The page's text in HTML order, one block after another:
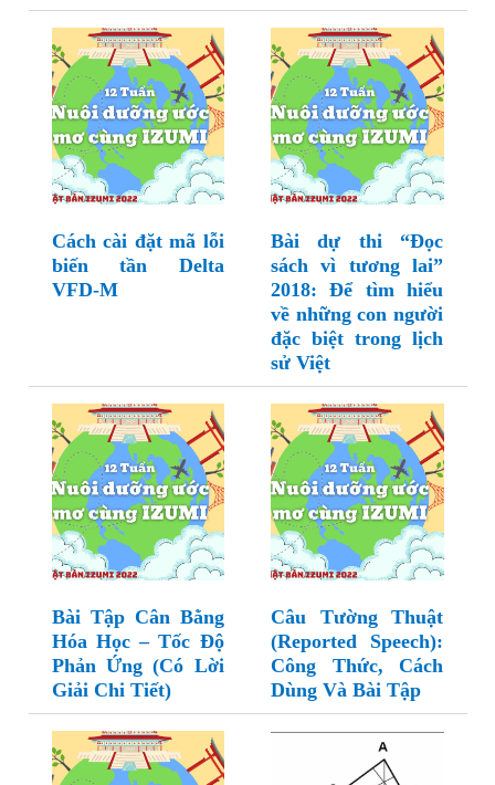
Cách cài đặt mã lỗi
biến tần Delta
VFD-M
Bài dự thi “Đọc
sách vì tương lai”
2018: Để tìm hiểu
về những con người
đặc biệt trong lịch
sử Việt
Bài Tập Cân Bằng
Hóa Học – Tốc Độ
Phản Ứng (Có Lời
Giải Chi Tiết)
Câu Tường Thuật
(Reported Speech):
Công Thức, Cách
Dùng Và Bài Tập